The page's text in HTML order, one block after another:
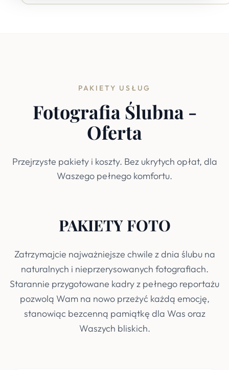
PAKIETY USŁUG
Fotografia Ślubna -
Oferta
Przejrzyste pakiety i koszty. Bez ukrytych opłat, dla
Waszego pełnego komfortu.
PAKIETY FOTO
Zatrzymajcie najważniejsze chwile z dnia ślubu na
naturalnych i nieprzerysowanych fotografiach.
Starannie przygotowane kadry z pełnego reportażu
pozwolą Wam na nowo przeżyć każdą emocję,
stanowiąc bezcenną pamiątkę dla Was oraz
Waszych bliskich.